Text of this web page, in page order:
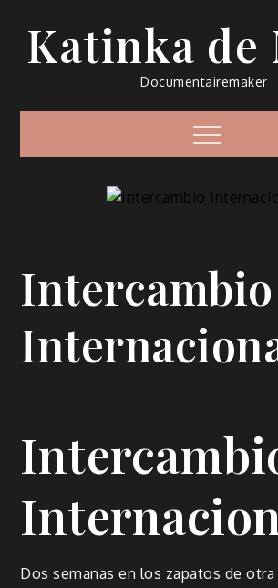
contenido
Katinka de
Documentairemaker
Menú
Intercambio
Dos semanas en los zapatos de otra